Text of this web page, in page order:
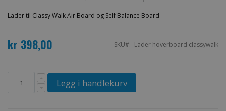
Lader til Classy Walk Air Board og Self Balance Board
kr 398,00 SKU Lader hoverboard classywalk
Legg i handlekurv